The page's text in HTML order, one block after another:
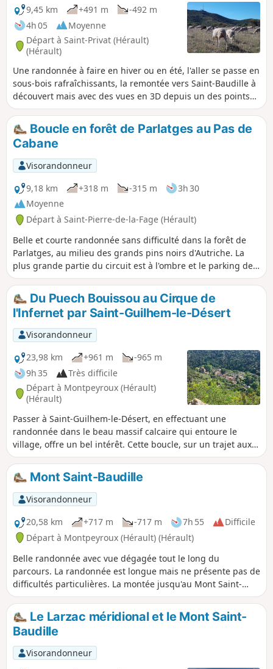
9,45 km
+491 m
-492 m
4h 05
Moyenne
Départ à Saint-Privat (Hérault)
(Hérault)
Une randonnée à faire en hiver ou en été, l'aller se passe en
sous-bois rafraîchissants, la remontée vers Saint-Baudille à
découvert mais avec des vues en 3D depuis un des points
les plus hauts du département.
Boucle en forêt de Parlatges au Pas de
Cabane
Visorandonneur
9,18 km
+318 m -315 m
3h 30
Moyenne
Départ à Saint-Pierre-de-la-Fage (Hérault)
Belle et courte randonnée sans difficulté dans la forêt de
Parlatges, au milieu des grands pins noirs d'Autriche. La
plus grande partie du circuit est à l'ombre et le parking de
départ nous offre des tables pour pique-niquer.
Du Puech Bouissou au Cirque de
l'Infernet par Saint-Guilhem-le-Désert
Visorandonneur
23,98 km
+961 m
-965 m
9h 35
Très difficile
Départ à Montpeyroux (Hérault)
(Hérault)
Passer à Saint-Guilhem-le-Désert, en effectuant une
randonnée dans le beau massif calcaire qui entoure le
village, offre un bel intérêt. Cette boucle, sur un trajet aux
paysages variés, permet de voir les points les plus jolis du
secteur sans côtoyer la foule qui randonne dans le massif.
Mont Saint-Baudille
Visorandonneur
20,58 km
+717 m -717 m 7h 55
Difficile
Départ à Montpeyroux (Hérault) (Hérault)
Belle randonnée avec vue dégagée tout le long du
parcours. La randonnée est longue mais ne présente pas de
difficultés particulières. La montée jusqu'au Mont Saint-
Baudille est très progressive et la vue mérite cet effort.
Le Larzac méridional et le Mont Saint-
Baudille
Visorandonneur